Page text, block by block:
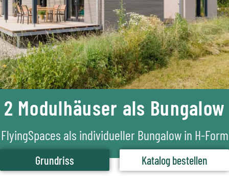
2 Modulhäuser als Bungalow
FlyingSpaces als individueller Bungalow in H-Form
Grundriss Katalog bestellen